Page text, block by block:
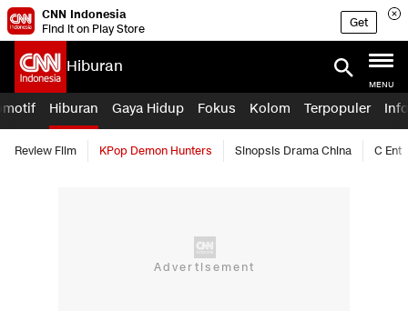
CNN Indonesia
Find it on Play Store
Get
Hiburan
MENU
Hiburan Gaya Hidup Fokus Kolom Terpopuler
Review Film KPop Demon Hunters Sinopsis Drama China C Ent